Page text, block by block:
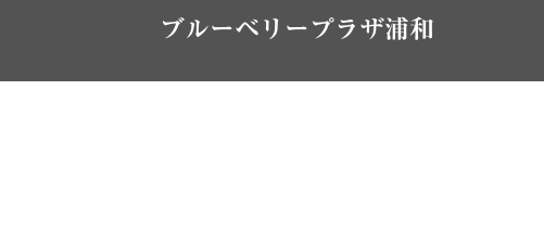
ブルーベリープラザ浦和